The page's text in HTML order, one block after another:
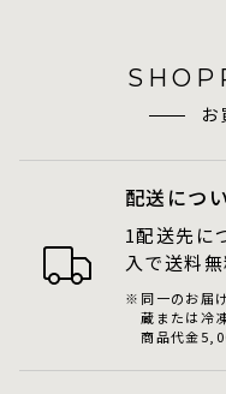
配送につ
1配送先に
入で送料
同一のお届
蔵または冷
商品代金